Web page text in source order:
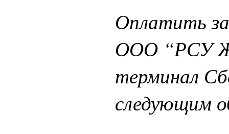
Оплатить
ООО “РСУ
терминал
следующим